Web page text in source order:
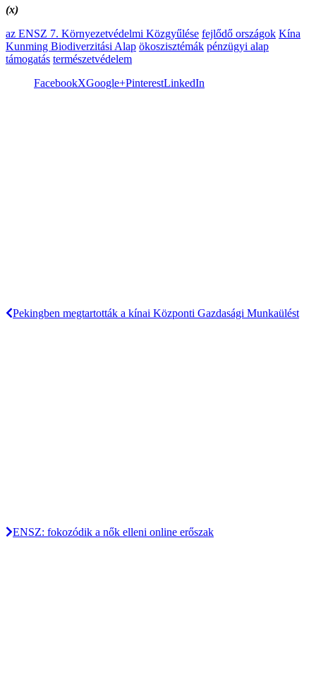
(x)
az ENSZ 7. Környezetvédelmi Közgyűlése fejlődő országok Kína
Kunming Biodiverzitási Alap ökoszisztémák pénzügyi alap
támogatás természetvédelem
FacebookXGoogle+PinterestLinkedIn
Pekingben megtartották a kínai Központi Gazdasági Munkaülést
ENSZ: fokozódik a nők elleni online erőszak